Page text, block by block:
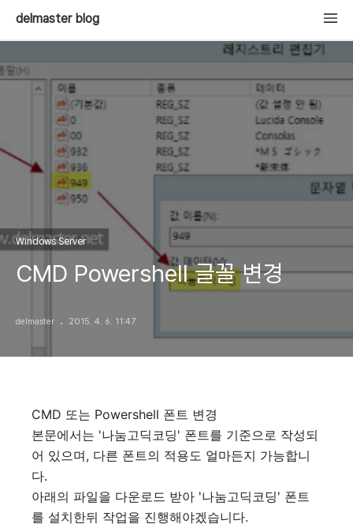
delmaster blog
Windows Server
CMD Powershell 글꼴 변경
delmaster 2015. 4. 6. 11:47
CMD 또는 Powershell 폰트 변경
본문에서는 '나눔고딕코딩' 폰트를 기준으로 작성되
어 있으며, 다른 폰트의 적용도 얼마든지 가능합니
다.
아래의 파일을 다운로드 받아 '나눔고딕코딩' 폰트
를 설치한뒤 작업을 진행해야겠습니다.